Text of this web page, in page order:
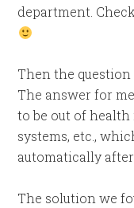
department.
Then the question
The answer for
to be out of
systems, etc.,
automatically after
The solution we